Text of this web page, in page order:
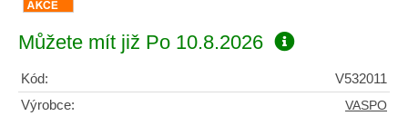
Můžete mít již Po 10.8.2026
Kód:
V532011
Výrobce:
VASPO